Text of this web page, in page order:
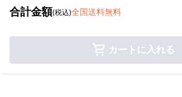
合計金額(税込)全国送料無料
カートに入れる